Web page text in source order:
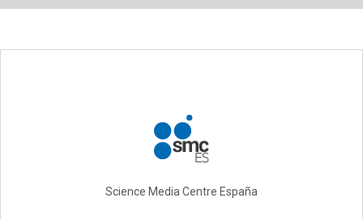
Science Media Centre España